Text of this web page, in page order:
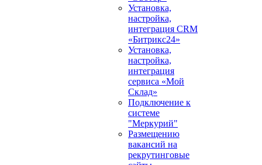
Установка,
настройка,
интеграция CRM
«Битрикс24»
Установка,
настройка,
интеграция
сервиса «Мой
Склад»
Подключение к
системе
"Меркурий"
Размещению
вакансий на
рекрутинговые